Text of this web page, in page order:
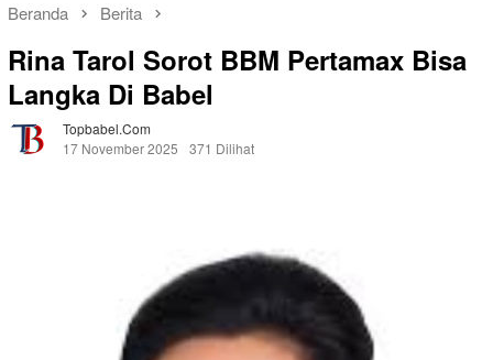
Beranda Berita
Rina Tarol Sorot BBM Pertamax Bisa
Langka Di Babel
Topbabel.com
17 November 2025
371 Dilihat